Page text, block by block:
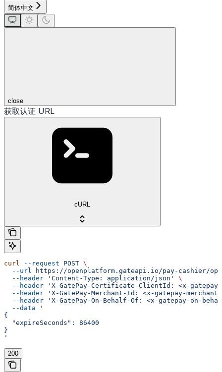
简体中文
close
获取认证 URL
cURL
curl --request POST \
  --url
https://openplatform.gateapi.io/pay-cashier/
  --header
'Content-Type: application/json'
\
  --header
'X-GatePay-Certificate-ClientId: <x-
  --header
'X-GatePay-Merchant-Id: <x-gatepay-
  --header
'X-GatePay-On-Behalf-Of: <x-gatepay-on-
  --data
'
{
  "expireSeconds": 86400
}
'
200